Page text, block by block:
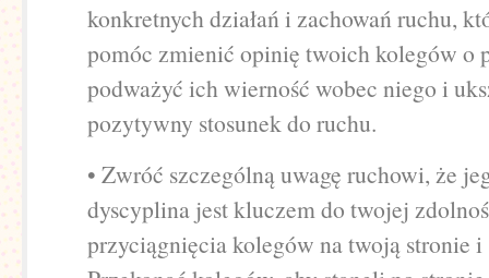
konkretnych działań i zachowań ruchu,
pomóc zmienić opinię twoich kolegów o
podważyć ich wierność wobec niego i
pozytywny stosunek do ruchu.
• Zwróć szczególną uwagę ruchowi, że
dyscyplina jest kluczem do twojej
przyciągnięcia kolegów na twoją stronie i